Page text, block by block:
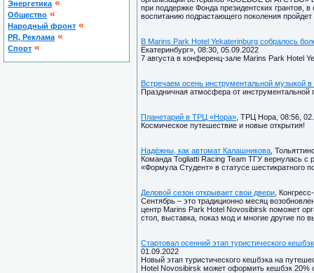
Энергетика «
Общество «
Народный фронт «
PR, Реклама «
Спорт «
при поддержке Фонда президентских грантов,
воспитанию подрастающего поколения пройдет
В Marins Park Hotel Yekaterinburg собралось
Екатеринбург», 08:30, 05.09.2022
7 августа в конференц-зале Marins Park Hotel
Встречаем осень инструментальной музыкой
Праздничная атмосфера от инструментальной
Планетарий в ТРЦ «Нора» , ТРЦ Нора, 08:56,
Космическое путешествие и новые открытия!
Надёжны, как автомат Калашникова ,
Команда Togliatti Racing Team ТГУ вернулась с
«Формула Студент» в статусе шестикратного
Деловой сезон открывает свои двери ,
Сентябрь – это традиционно месяц
центр Marins Park Hotel Novosibirsk поможет
стол, выставка, показ мод и многие другие
Стартовал осенний этап туристического
01.09.2022
Новый этап туристического кешбэка на
Hotel Novosibirsk может оформить кешбэк 20%